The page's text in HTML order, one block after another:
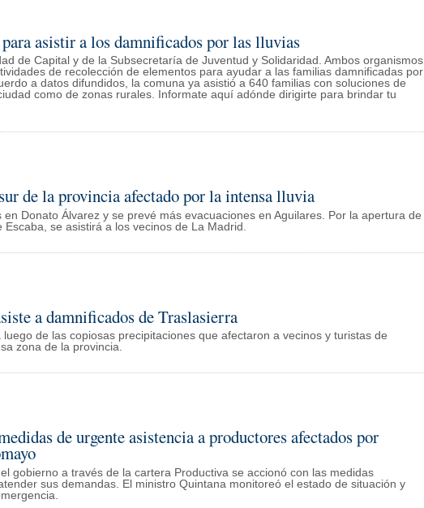
asistir a los damnificados por las lluvias
de Capital y de la Subsecretaría de Juventud y Solidaridad. Ambos organismos
de recolección de elementos para ayudar a las familias damnificadas por
a datos difundidos, la comuna ya asistió a 640 familias con soluciones de
como de zonas rurales. Informate aquí adónde dirigirte para brindar tu
de la provincia afectado por la intensa lluvia
en Donato Álvarez y se prevé más evacuaciones en Aguilares. Por la apertura de
Escaba, se asistirá a los vecinos de La Madrid.
a damnificados de Traslasierra
de las copiosas precipitaciones que afectaron a vecinos y turistas de
zona de la provincia.
de urgente asistencia a productores afectados por
gobierno a través de la cartera Productiva se accionó con las medidas
sus demandas. El ministro Quintana monitoreó el estado de situación y